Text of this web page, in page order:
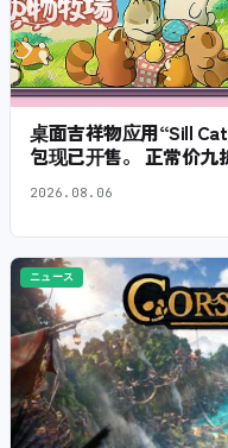
桌面吉祥物应用“Sill
包现已开售。 正常价九
2026.08.06
ニュース